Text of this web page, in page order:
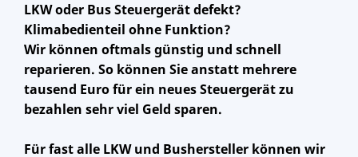
LKW oder Bus Steuergerät defekt?
Klimabedienteil ohne Funktion?
Wir können oftmals günstig und schnell
reparieren. So können Sie anstatt mehrere
tausend Euro für ein neues Steuergerät zu
bezahlen sehr viel Geld sparen.
Für fast alle LKW und Bushersteller können wir